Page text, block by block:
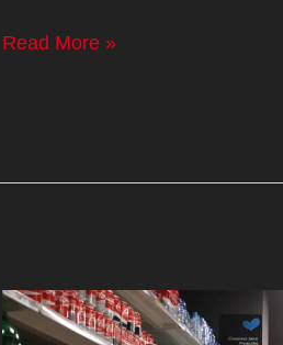
La
basuras
precio
de
Read More »